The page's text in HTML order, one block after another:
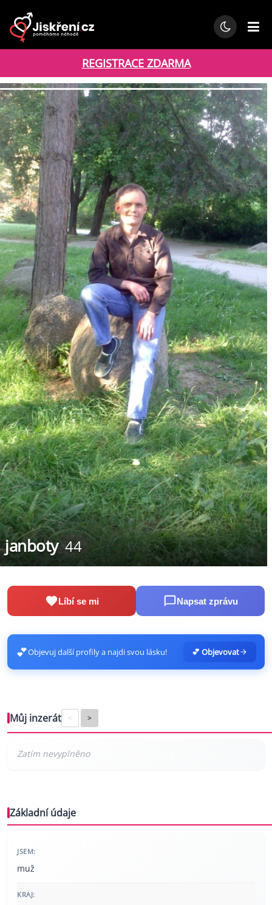
REGISTRACE ZDARMA
janboty 44
Líbí se mi Napsat zprávu
💕Objevuj další profily a najdi svou lásku! 💕 Objevovat
Můj inzerát < >
Základní údaje
JSEM:
muž
KRAJ: